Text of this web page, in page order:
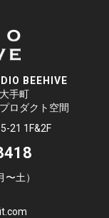
BEEHIVE
手町
ロダクト空間
21 1F&2F
土）